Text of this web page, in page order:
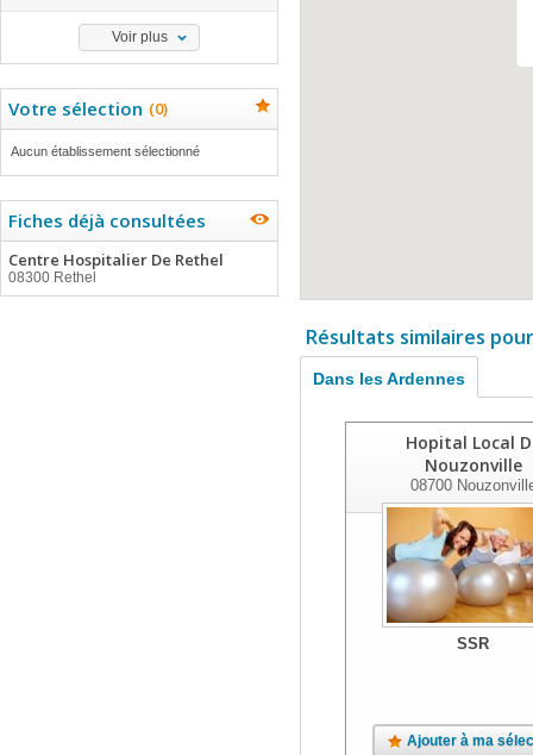
Voir plus
Votre sélection (0)
Aucun établissement sélectionné
Fiches déjà consultées
Centre Hospitalier De Rethel
08300 Rethel
Résultats similaires
Dans les Ardennes
Hopital Local
Nouzonville
08700
SSR
Ajouter à ma